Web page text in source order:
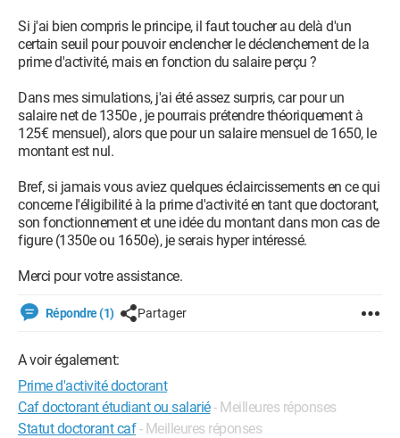
Si j'ai bien compris le principe, il faut toucher au delà d'un
certain seuil pour pouvoir enclencher le déclenchement de la
prime d'activité, mais en fonction du salaire perçu ?
Dans mes simulations, j'ai été assez surpris, car pour un
salaire net de 1350e , je pourrais prétendre théoriquement à
125€ mensuel), alors que pour un salaire mensuel de 1650, le
montant est nul.
Bref, si jamais vous aviez quelques éclaircissements en ce qui
concerne l'éligibilité à la prime d'activité en tant que doctorant,
son fonctionnement et une idée du montant dans mon cas de
figure (1350e ou 1650e), je serais hyper intéressé.
Merci pour votre assistance.
Répondre (1) Partager
A voir également:
Prime d'activité doctorant
Caf doctorant étudiant ou salarié- Meilleures réponses
Statut doctorant caf - Meilleures réponses